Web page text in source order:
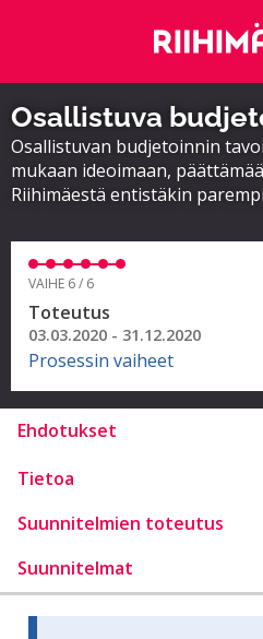
Osallistuva
Osallistuvan budjetoinnin
mukaan ideoimaan,
Riihimäestä entistäkin
VAIHE 6 / 6
Toteutus
03.03.2020 - 31.12.2020
Prosessin vaiheet
Ehdotukset
Tietoa
Suunnitelmien toteutus
Suunnitelmat